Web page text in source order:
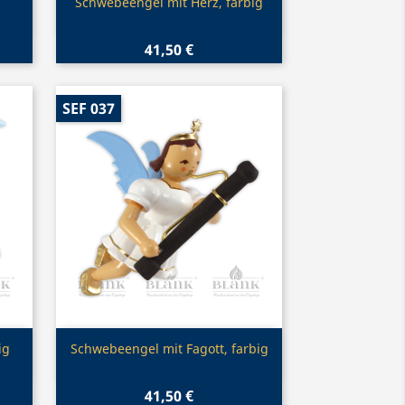
41,50 €
Vorschau
Schwebeengel mit Fagott, farbig
41,50 €
SEF 037